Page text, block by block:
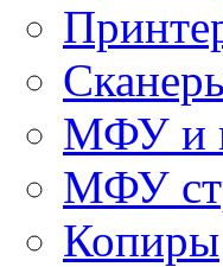
МФУ и
МФУ
Копиры